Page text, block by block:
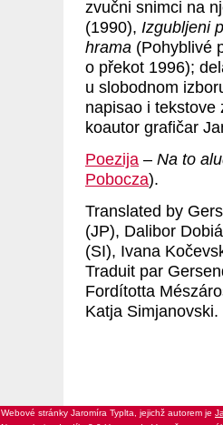
zvučni snimci na
(1990), Izgubljeni
hrama (Pohyblivé
o překot 1996);
u slobodnom
napisao i
koautor grafičar
Poezija – Na to
Pobocza).
Translated by
(JP), Dalibor
(SI), Ivana
Traduit par
Fordította
Katja
Webové stránky Jaromíra Typlta, jejichž autorem je